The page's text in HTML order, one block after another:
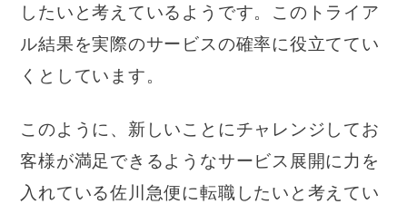
したいと考えているようです。このトライア
ル結果を実際のサービスの確率に役立ててい
くとしています。
このように、新しいことにチャレンジしてお
客様が満足できるようなサービス展開に力を
入れている佐川急便に転職したいと考えてい